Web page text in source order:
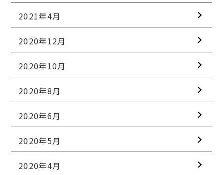
2021年4月
2020年12月
2020年10月
2020年8月
2020年6月
2020年5月
2020年4月